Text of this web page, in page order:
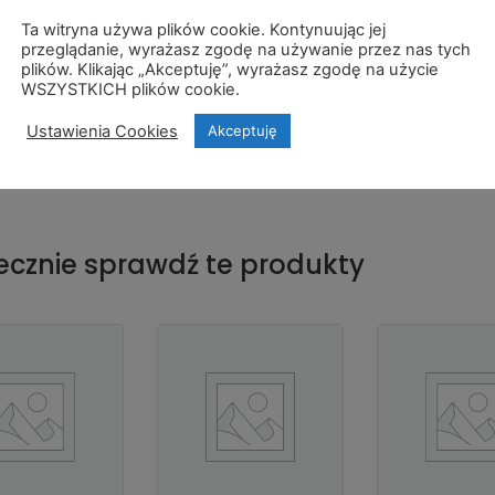
sprawdza się do sałatek (używając jej nie musisz dosypywać
także do ryb. Świetnie komponuje się również z
aromatu, który zawdzięcza wysokiej jakości
naturalnych ziół.
podstronach naszego greckiego sklepu internetowego
zachęcamy do ich sprawdzenia!
sprawdź te produkty
Ta witryna używa plików cookie. Kontynuując jej
przeglądanie, wyrażasz zgodę na używanie przez nas tych
plików. Klikając „Akceptuję”, wyrażasz zgodę na użycie
WSZYSTKICH plików cookie.
Ustawienia Cookies Akceptuję